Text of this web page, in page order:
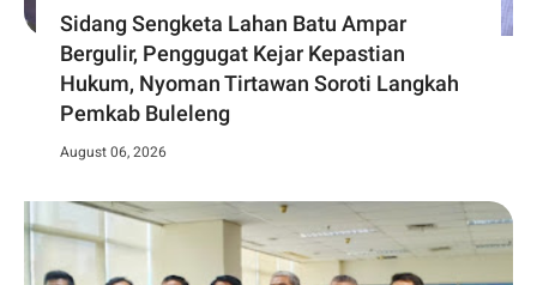
Sidang Sengketa Lahan Batu Ampar
Bergulir, Penggugat Kejar Kepastian
Hukum, Nyoman Tirtawan Soroti Langkah
Pemkab Buleleng
August 06, 2026